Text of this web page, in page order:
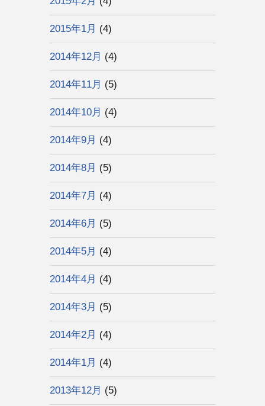
2015年1月 (4)
2014年12月 (4)
2014年11月 (5)
2014年10月 (4)
2014年9月 (4)
2014年8月 (5)
2014年7月 (4)
2014年6月 (5)
2014年5月 (4)
2014年4月 (4)
2014年3月 (5)
2014年2月 (4)
2014年1月 (4)
2013年12月 (5)